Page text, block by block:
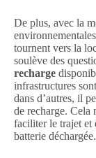
De plus, avec la
tournent vers la
soulève des
recharge
infrastructures
dans d’autres, il
de recharge. Cela
faciliter le trajet et
batterie déchargée.